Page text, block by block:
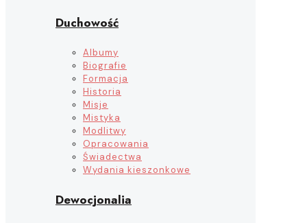
Duchowość
Albumy
Biografie
Formacja
Historia
Misje
Mistyka
Modlitwy
Opracowania
Świadectwa
Wydania kieszonkowe
Dewocjonalia